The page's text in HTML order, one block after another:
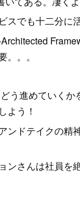
スでも十二分に
。。。
う進めていくか
よう！
ンドテイクの精
ンさんは社員を